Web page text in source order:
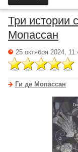
Три истории
Мопассан
25 октября 2024,
Ги де Мопассан